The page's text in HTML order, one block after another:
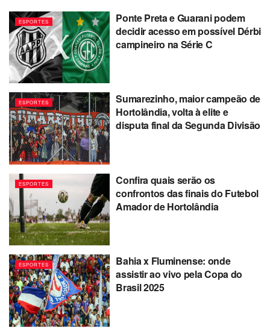
ESPORTES
Ponte Preta e Guarani podem
decidir acesso em possível Dérbi
campineiro na Série C
ESPORTES
Sumarezinho, maior campeão de
Hortolândia, volta à elite e
disputa final da Segunda Divisão
ESPORTES
Confira quais serão os
confrontos das finais do Futebol
Amador de Hortolândia
ESPORTES
Bahia x Fluminense: onde
assistir ao vivo pela Copa do
Brasil 2025